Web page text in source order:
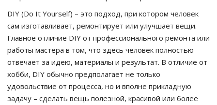
DIY (Do It Yourself) – это подход, при котором человек
сам изготавливает, ремонтирует или улучшает вещи.
Главное отличие DIY от профессионального ремонта или
работы мастера в том, что здесь человек полностью
отвечает за идею, материалы и результат. В отличие от
хобби, DIY обычно предполагает не только
удовольствие от процесса, но и вполне прикладную
задачу – сделать вещь полезной, красивой или более